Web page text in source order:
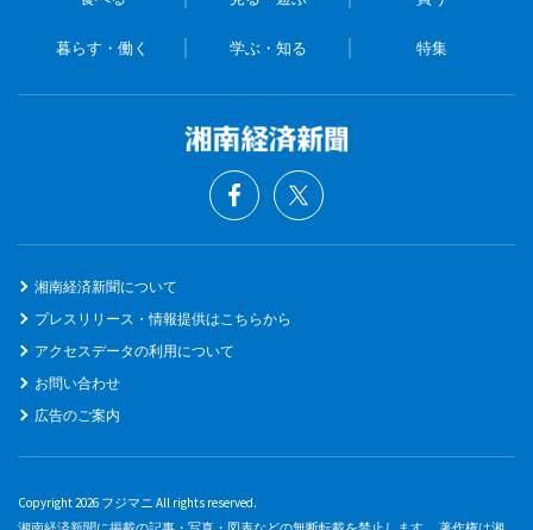
暮らす・働く 学ぶ・知る 特集
湘南経済新聞について
プレスリリース・情報提供はこちらから
アクセスデータの利用について
お問い合わせ
広告のご案内
Copyright 2026 フジマニ All rights reserved.